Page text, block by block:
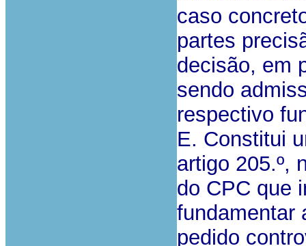
caso
partes
decisão, em
sendo
respectivo
E. Constitui
artigo 205.º,
do CPC que
fundamentar
pedido